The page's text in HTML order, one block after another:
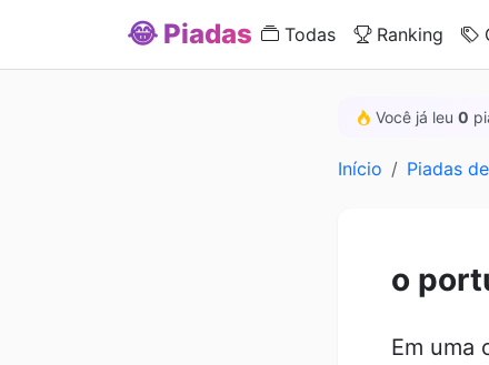
😂 Piadas Todas Ranking
Você já leu 0
Início Piadas
o
Em uma